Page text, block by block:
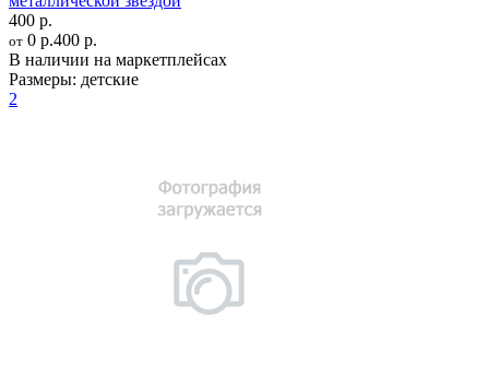
400 р.
от 0 р.400 р.
В наличии на маркетплейсах
Размеры: детские
2